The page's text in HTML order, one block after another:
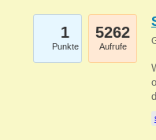
1
Punkte
5262
Aufrufe